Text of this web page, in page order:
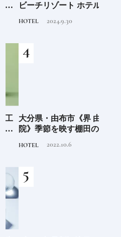
ビーチリゾート ホテル&
チリゾートでゆるりと島
HOTEL 2024.9.30
大分県・由布市《界 由布
院》季節を映す棚田の景
HOTEL 2022.10.6